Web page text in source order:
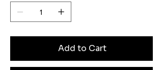
Add to Cart